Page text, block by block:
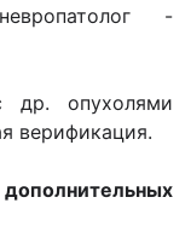
-
др. опухолями
верификация.